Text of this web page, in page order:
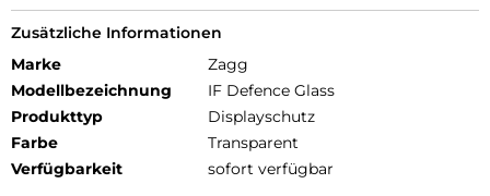
Zusätzliche Informationen
Marke
Zagg
Modellbezeichnung
IF Defence Glass
Produkttyp
Displayschutz
Farbe
Transparent
Verfügbarkeit
sofort verfügbar